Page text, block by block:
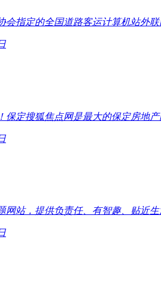
会指定的全国道路客运计算机站外
保定搜狐焦点网是最大的保定房地
网站，提供负责任、有智趣、贴近